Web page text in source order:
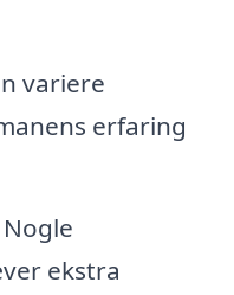
variere
erfaring
ekstra